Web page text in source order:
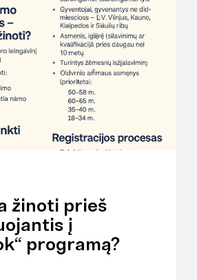
žinoti prieš
į
programą?